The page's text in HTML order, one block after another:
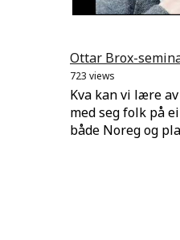
Ottar Brox-
723 views
Kva kan vi lære
med seg folk på
både Noreg og